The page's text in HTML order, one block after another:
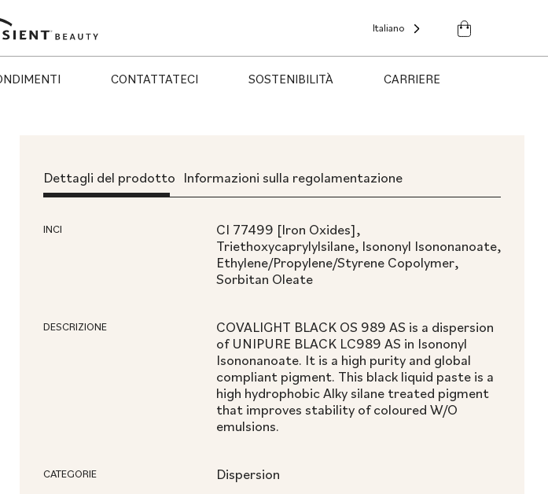
Italiano
CONTATTATECI SOSTENIBILITÀ CARRIERE
Dettagli del prodotto Informazioni sulla regolamentazione
INCI
CI 77499 [Iron Oxides],
Triethoxycaprylylsilane, Isononyl Isononanoate,
Ethylene/Propylene/Styrene Copolymer,
Sorbitan Oleate
DESCRIZIONE
COVALIGHT BLACK OS 989 AS is a dispersion
of UNIPURE BLACK LC989 AS in Isononyl
Isononanoate. It is a high purity and global
compliant pigment. This black liquid paste is a
high hydrophobic Alky silane treated pigment
that improves stability of coloured W/O
emulsions.
CATEGORIE Dispersion